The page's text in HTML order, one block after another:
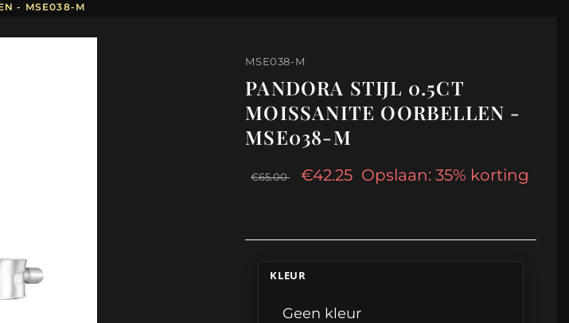
- MSE038-M
MSE038-M
PANDORA STIJL 0.5CT
MOISSANITE OORBELLEN -
MSE038-M
€65.00 €42.25 Opslaan: 35% korting
KLEUR
Geen kleur